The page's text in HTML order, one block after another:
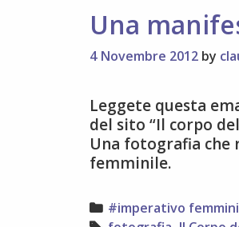
Una
4 Novembre 2012 by
Leggete questa
del sito “Il corpo
Una fotografia che
femminile.
Categories
#imperativo